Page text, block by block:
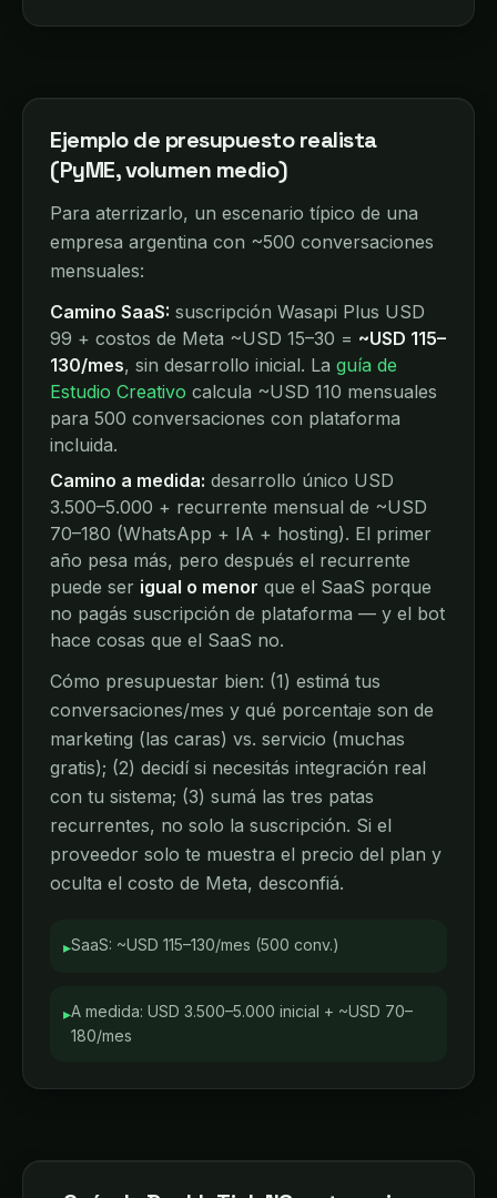
Ejemplo de presupuesto realista
(PyME, volumen medio)
Para aterrizarlo, un escenario típico de una
empresa argentina con ~500 conversaciones
mensuales:
Camino SaaS: suscripción Wasapi Plus USD
99 + costos de Meta ~USD 15–30 = ~USD 115–
130/mes, sin desarrollo inicial. La guía de
Estudio Creativo calcula ~USD 110 mensuales
para 500 conversaciones con plataforma
incluida.
Camino a medida: desarrollo único USD
3.500–5.000 + recurrente mensual de ~USD
70–180 (WhatsApp + IA + hosting). El primer
año pesa más, pero después el recurrente
puede ser igual o menor que el SaaS porque
no pagás suscripción de plataforma — y el bot
hace cosas que el SaaS no.
Cómo presupuestar bien: (1) estimá tus
conversaciones/mes y qué porcentaje son de
marketing (las caras) vs. servicio (muchas
gratis); (2) decidí si necesitás integración real
con tu sistema; (3) sumá las tres patas
recurrentes, no solo la suscripción. Si el
proveedor solo te muestra el precio del plan y
oculta el costo de Meta, desconfiá.
▸SaaS: ~USD 115–130/mes (500 conv.)
▸A medida: USD 3.500–5.000 inicial + ~USD 70–
180/mes